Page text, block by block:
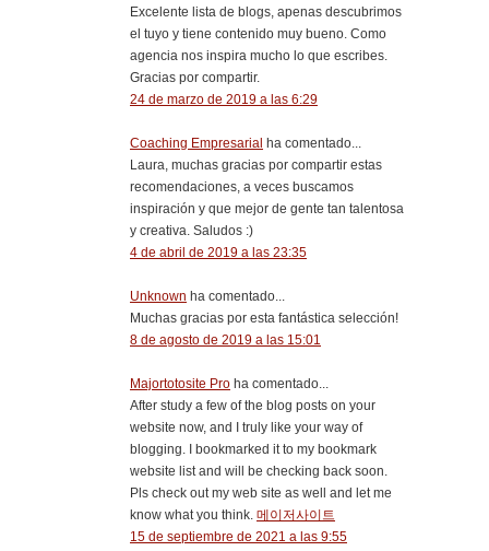
Excelente lista de blogs, apenas descubrimos
el tuyo y tiene contenido muy bueno. Como
agencia nos inspira mucho lo que escribes.
Gracias por compartir.
24 de marzo de 2019 a las 6:29
Coaching Empresarial ha comentado...
Laura, muchas gracias por compartir estas
recomendaciones, a veces buscamos
inspiración y que mejor de gente tan talentosa
y creativa. Saludos :)
4 de abril de 2019 a las 23:35
Unknown ha comentado...
Muchas gracias por esta fantástica selección!
8 de agosto de 2019 a las 15:01
Majortotosite Pro ha comentado...
After study a few of the blog posts on your
website now, and I truly like your way of
blogging. I bookmarked it to my bookmark
website list and will be checking back soon.
Pls check out my web site as well and let me
know what you think. 메이저사이트
15 de septiembre de 2021 a las 9:55